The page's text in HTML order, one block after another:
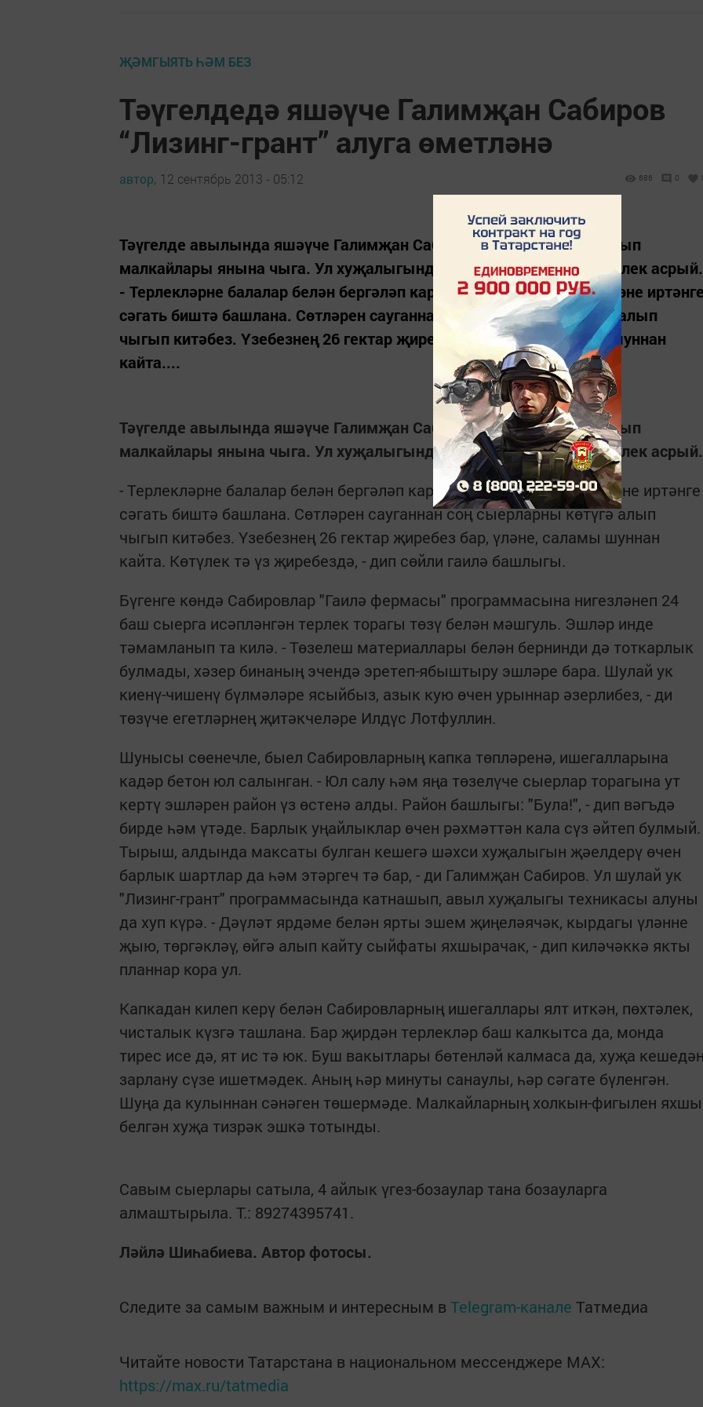
ҖӘМГЫЯТЬ ҺӘМ БЕЗ
Тәүгелдедә яшәүче Галимҗан Сабиров
“Лизинг-грант” алуга өметләнә
автор, 12 сентябрь 2013 - 05:12 686 0
Тәүгелде авылында яшәүче Галимҗан Сабиров таңнан да иртә торып
малкайлары янына чыга. Ул хуҗалыгында 32 баш мөгезле эре терлек асрый.
- Терлекләрне балалар белән бергәләп карыйбыз. Безнең хезмәт көне
сәгать биштә башлана. Сөтләрен сауганнан соң сыерларны көтүгә алып
чыгып китәбез. Үзебезнең 26 гектар җиребез бар, үләне, саламы шуннан
кайта....
Тәүгелде авылында яшәүче Галимҗан Сабиров таңнан да иртә торып
малкайлары янына чыга. Ул хуҗалыгында 32 баш мөгезле эре терлек асрый.
- Терлекләрне балалар белән бергәләп карыйбыз. Безнең хезмәт көне иртәнге
сәгать биштә башлана. Сөтләрен сауганнан соң сыерларны көтүгә алып
чыгып китәбез. Үзебезнең 26 гектар җиребез бар, үләне, саламы шуннан
кайта. Көтүлек тә үз җиребездә, - дип сөйли гаилә башлыгы.
Бүгенге көндә Сабировлар "Гаилә фермасы" программасына нигезләнеп 24
баш сыерга исәпләнгән терлек торагы төзү белән мәшгуль. Эшләр инде
тәмамланып та килә. - Төзелеш материаллары белән бернинди дә тоткарлык
булмады, хәзер бинаның эчендә эретеп-ябыштыру эшләре бара. Шулай ук
киенү-чишенү бүлмәләре ясыйбыз, азык кую өчен урыннар әзерлибез, - ди
төзүче егетләрнең җитәкчеләре Илдүс Лотфуллин.
Шунысы сөенечле, быел Сабировларның капка төпләренә, ишегалларына
кадәр бетон юл салынган. - Юл салу һәм яңа төзелүче сыерлар торагына ут
кертү эшләрен район үз өстенә алды. Район башлыгы: "Була!", - дип вәгъдә
бирде һәм үтәде. Барлык уңайлыклар өчен рәхмәттән кала сүз әйтеп булмый.
Тырыш, алдында максаты булган кешегә шәхси хуҗалыгын җәелдерү өчен
барлык шартлар да һәм этәргеч тә бар, - ди Галимҗан Сабиров. Ул шулай ук
"Лизинг-грант" программасында катнашып, авыл хуҗалыгы техникасы алуны
да хуп күрә. - Дәүләт ярдәме белән ярты эшем җиңеләячәк, кырдагы үләнне
җыю, төргәкләү, өйгә алып кайту сыйфаты яхшырачак, - дип киләчәккә якты
планнар кора ул.
Капкадан килеп керү белән Сабировларның ишегаллары ялт иткән, пөхтәлек,
чисталык күзгә ташлана. Бар җирдән терлекләр баш калкытса да, монда
тирес исе дә, ят ис тә юк. Буш вакытлары бөтенләй калмаса да, хуҗа
зарлану сүзе ишетмәдек. Аның һәр минуты санаулы, һәр сәгате бүленгән.
Шуңа да кулыннан сәнәген төшермәде. Малкайларның холкын-фигылен яхшы
белгән хуҗа тизрәк эшкә тотынды.
Савым сыерлары сатыла, 4 айлык үгез-бозаулар тана бозауларга
алмаштырыла. Т.: 89274395741.
Ләйлә Шиһабиева. Автор фотосы.
Следите за самым важным и интересным в Telegram-канале Татмедиа
Читайте новости Татарстана в национальном мессенджере MАХ:
https://max.ru/tatmedia